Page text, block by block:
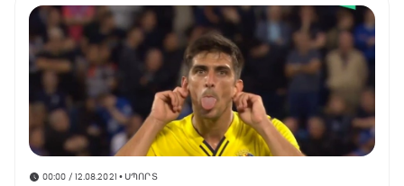
00:00 / 12.08.2021 • ՍՊՈՐՏ